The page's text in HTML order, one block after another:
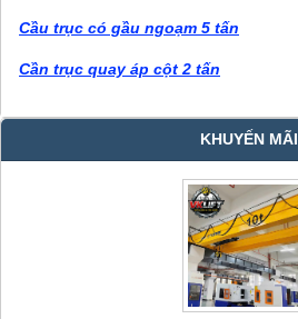
Cầu trục có gầu ngoạm 5 tấn
Cần trục quay áp cột 2 tấn
KHUYẾN MÃI